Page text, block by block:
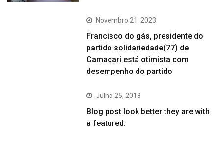
Novembro 21, 2023
Francisco do gás, presidente do
partido solidariedade(77) de
Camaçari está otimista com
desempenho do partido
Julho 25, 2018
Blog post look better they are with
a featured.